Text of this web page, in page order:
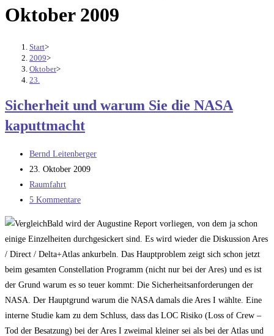
Oktober 2009
Start>
2009>
Oktober>
23.
Sicherheit und warum Sie die NASA
kaputtmacht
Beitrags-
Autor:
Bernd Leitenberger
Beitrag
veröffentlicht:
23. Oktober 2009
Beitrags-
Kategorie:
Raumfahrt
Beitrags-
5 Kommentare
Bald wird der Augustine Report vorliegen, von dem ja schon
einige Einzelheiten durchgesickert sind. Es wird wieder die Diskussion Ares
/ Direct / Delta+Atlas ankurbeln. Das Hauptproblem zeigt sich schon jetzt
beim gesamten Constellation Programm (nicht nur bei der Ares) und es ist
der Grund warum es so teuer kommt: Die Sicherheitsanforderungen der
NASA. Der Hauptgrund warum die NASA damals die Ares I wählte. Eine
interne Studie kam zu dem Schluss, dass das LOC Risiko (Loss of Crew –
Tod der Besatzung) bei der Ares I zweimal kleiner sei als bei der Atlas und